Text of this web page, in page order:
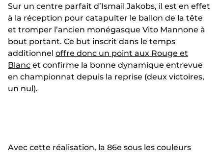
Sur un centre parfait d’Ismail Jakobs, il est en effet
à la réception pour catapulter le ballon de la tête
et tromper l’ancien monégasque Vito Mannone à
bout portant. Ce but inscrit dans le temps
additionnel offre donc un point aux Rouge et
Blanc et confirme la bonne dynamique entrevue
en championnat depuis la reprise (deux victoires,
un nul).
Avec cette réalisation, la 86e sous les couleurs